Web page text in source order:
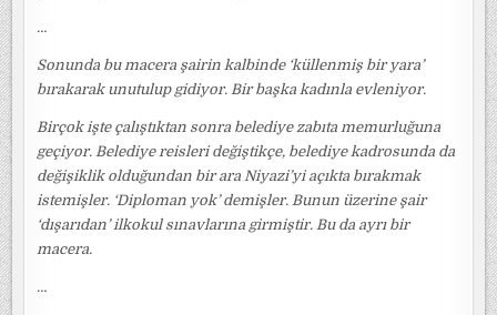
…
Sonunda bu macera şairin kalbinde ‘küllenmiş bir yara’
bırakarak unutulup gidiyor. Bir başka kadınla evleniyor.
Birçok işte çalıştıktan sonra belediye zabıta memurluğuna
geçiyor. Belediye reisleri değiştikçe, belediye kadrosunda da
değişiklik olduğundan bir ara Niyazi’yi açıkta bırakmak
istemişler. ‘Diploman yok’ demişler. Bunun üzerine şair
‘dışarıdan’ ilkokul sınavlarına girmiştir. Bu da ayrı bir
macera.
…